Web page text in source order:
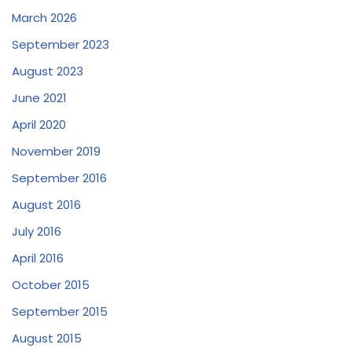
March 2026
September 2023
August 2023
June 2021
April 2020
November 2019
September 2016
August 2016
July 2016
April 2016
October 2015
September 2015
August 2015